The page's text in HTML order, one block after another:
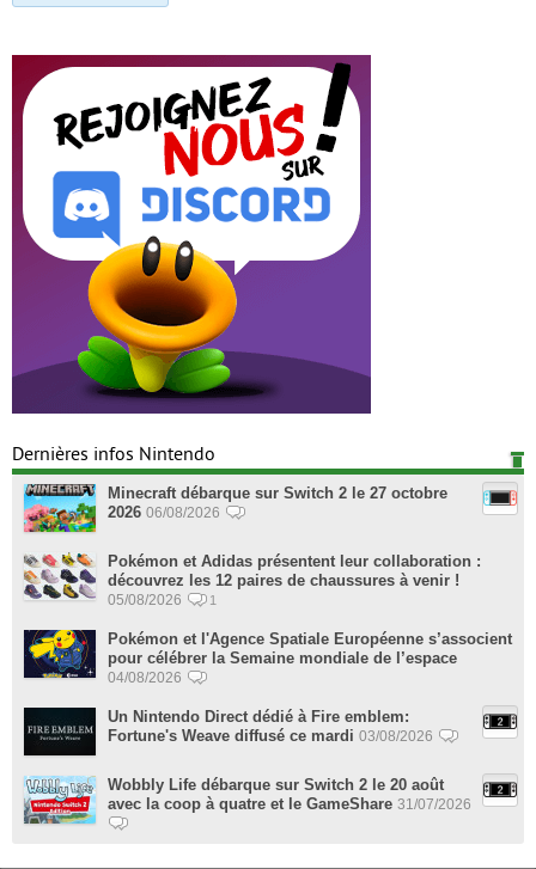
Dernières infos Nintendo
Minecraft débarque sur Switch 2 le 27 octobre
2026 06/08/2026
Pokémon et Adidas présentent leur collaboration :
découvrez les 12 paires de chaussures à venir !
05/08/2026 1
Pokémon et l'Agence Spatiale Européenne s’associent
pour célébrer la Semaine mondiale de l’espace
04/08/2026
Un Nintendo Direct dédié à Fire emblem:
Fortune's Weave diffusé ce mardi 03/08/2026
Wobbly Life débarque sur Switch 2 le 20 août
avec la coop à quatre et le GameShare 31/07/2026